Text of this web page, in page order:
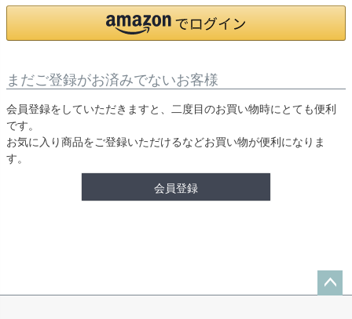
まだご登録がお済みでないお客様
会員登録をしていただきますと、二度目のお買い物時にとても便利
です。
お気に入り商品をご登録いただけるなどお買い物が便利になりま
す。
会員登録